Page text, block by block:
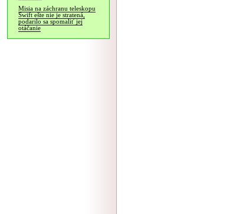
Misia na záchranu teleskopu
Swift ešte nie je stratená,
podarilo sa spomaliť jej
otáčanie